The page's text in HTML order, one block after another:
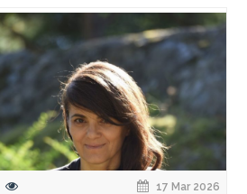
17 Mar 2026